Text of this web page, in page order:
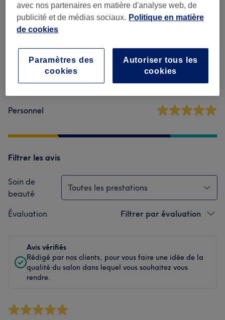
5,0
Ambiance
Propreté
Personnel
Filtrer les avis
Soin de
beauté
Toutes les prestations
Évaluation Filtrer par évaluation
Avis vérifiés
Rédigé par nos clients, pour vous faire une idée de la
qualité du salon dans lequel vous souhaitez vous
rendre.
avec nos partenaires en matière d'analyse web, de
publicité et de médias sociaux. Politique en matière
de cookies
Autoriser tous les
cookies
Paramètres des
cookies